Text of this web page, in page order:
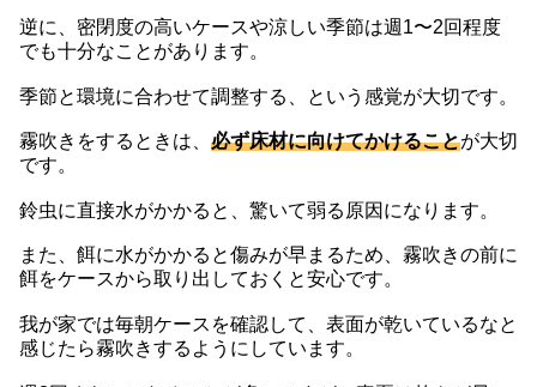
逆に、密閉度の高いケースや涼しい季節は週1〜2回程度
でも十分なことがあります。
季節と環境に合わせて調整する、という感覚が大切です。
霧吹きをするときは、 必ず床材に向けてかけることが大切
です。
鈴虫に直接水がかかると、驚いて弱る原因になります。
また、餌に水がかかると傷みが早まるため、霧吹きの前に
餌をケースから取り出しておくと安心です。
我が家では毎朝ケースを確認して、表面が乾いているなと
感じたら霧吹きするようにしています。